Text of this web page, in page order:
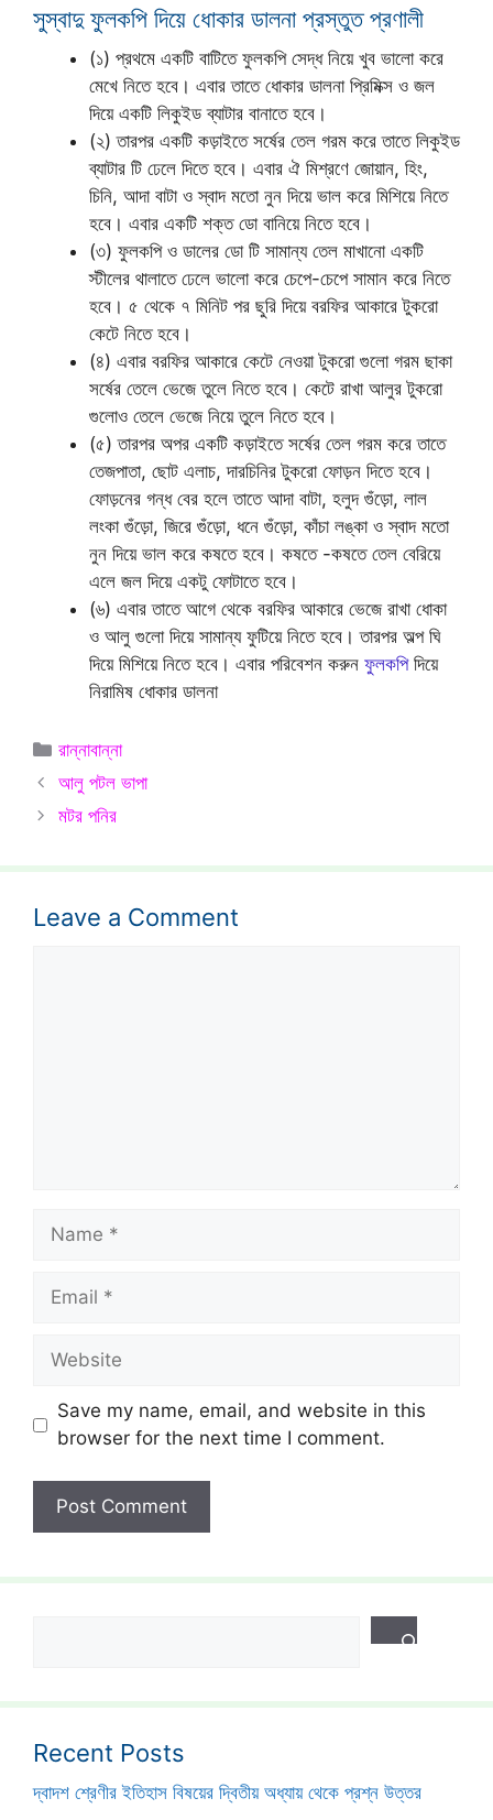
সুস্বাদু ফুলকপি দিয়ে ধোকার ডালনা প্রস্তুত প্রণালী
(১) প্রথমে একটি বাটিতে ফুলকপি সেদ্ধ নিয়ে খুব ভালো করে
মেখে নিতে হবে। এবার তাতে ধোকার ডালনা প্রিমিক্স ও জল
দিয়ে একটি লিকুইড ব্যাটার বানাতে হবে।
(২) তারপর একটি কড়াইতে সর্ষের তেল গরম করে তাতে লিকুইড
ব্যাটার টি ঢেলে দিতে হবে। এবার ঐ মিশ্রণে জোয়ান, হিং,
চিনি, আদা বাটা ও স্বাদ মতো নুন দিয়ে ভাল করে মিশিয়ে নিতে
হবে। এবার একটি শক্ত ডো বানিয়ে নিতে হবে।
(৩) ফুলকপি ও ডালের ডো টি সামান্য তেল মাখানো একটি
স্টীলের থালাতে ঢেলে ভালো করে চেপে-চেপে সামান করে নিতে
হবে। ৫ থেকে ৭ মিনিট পর ছুরি দিয়ে বরফির আকারে টুকরো
কেটে নিতে হবে।
(৪) এবার বরফির আকারে কেটে নেওয়া টুকরো গুলো গরম ছাকা
সর্ষের তেলে ভেজে তুলে নিতে হবে। কেটে রাখা আলুর টুকরো
গুলোও তেলে ভেজে নিয়ে তুলে নিতে হবে।
(৫) তারপর অপর একটি কড়াইতে সর্ষের তেল গরম করে তাতে
তেজপাতা, ছোট এলাচ, দারচিনির টুকরো ফোড়ন দিতে হবে।
ফোড়নের গন্ধ বের হলে তাতে আদা বাটা, হলুদ গুঁড়ো, লাল
লংকা গুঁড়ো, জিরে গুঁড়ো, ধনে গুঁড়ো, কাঁচা লঙ্কা ও স্বাদ মতো
নুন দিয়ে ভাল করে কষতে হবে। কষতে -কষতে তেল বেরিয়ে
এলে জল দিয়ে একটু ফোটাতে হবে।
(৬) এবার তাতে আগে থেকে বরফির আকারে ভেজে রাখা ধোকা
ও আলু গুলো দিয়ে সামান্য ফুটিয়ে নিতে হবে। তারপর অল্প ঘি
দিয়ে মিশিয়ে নিতে হবে। এবার পরিবেশন করুন ফুলকপিদিয়ে
নিরামিষ ধোকার ডালনা
Categories
রান্নাবান্না
আলু পটল ভাপা
মটর পনির
Leave a Comment
Name
Email
Website
Save my name, email, and website in this
browser for the next time I comment.
Recent Posts
দ্বাদশ শ্রেণীর ইতিহাস বিষয়ের দ্বিতীয় অধ্যায় থেকে প্রশ্ন উত্তর